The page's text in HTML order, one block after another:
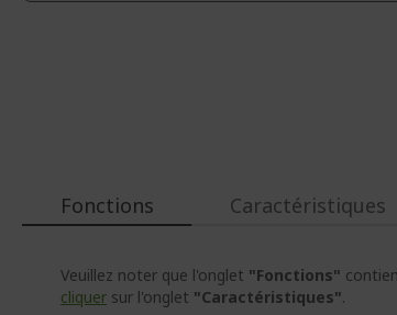
Fonctions
Veuillez noter que l'onglet "Fonctions"
cliquer sur l'onglet "Caractéristiques".
Caractéristiques